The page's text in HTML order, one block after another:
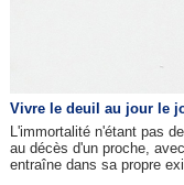
Vivre le deuil au jour le
L'immortalité n'étant pas
au décès d'un proche,
entraîne dans sa propre